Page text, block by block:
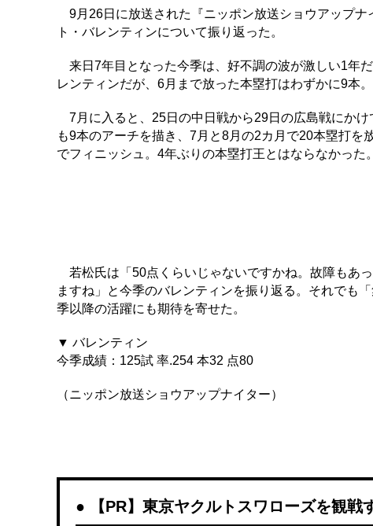
9月26日に放送された『ニッポン放送ショウアップ
ト・バレンティンについて振り返った。
来日7年目となった今季は、好不調の波が激しい1年
レンティンだが、6月まで放った本塁打はわずかに9本
7月に入ると、25日の中日戦から29日の広島戦にか
も9本のアーチを描き、7月と8月の2カ月で20本塁打
でフィニッシュ。4年ぶりの本塁打王とはならなかった。
若松氏は「50点くらいじゃないですかね。故障もあ
ますね」と今季のバレンティンを振り返る。それでも
季以降の活躍にも期待を寄せた。
▼ バレンティン
今季成績：125試 率.254 本32 点80
（ニッポン放送ショウアップナイター）
【PR】東京ヤクルトスワローズを観戦